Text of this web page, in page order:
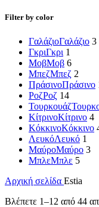
Filter by color
ΓαλάζιοΓαλάζιο 3
ΓκριΓκρι 1
ΜοβΜοβ 6
ΜπεζΜπεζ 2
ΠράσινοΠράσινο
ΡοζΡοζ 14
Τουρκουάζ
ΚίτρινοΚίτρινο 4
ΚόκκινοΚόκκινο
ΛευκόΛευκό 1
ΜαύροΜαύρο 3
ΜπλεΜπλε 5
Αρχική σελίδα Estia
Βλέπετε 1–12 από 44